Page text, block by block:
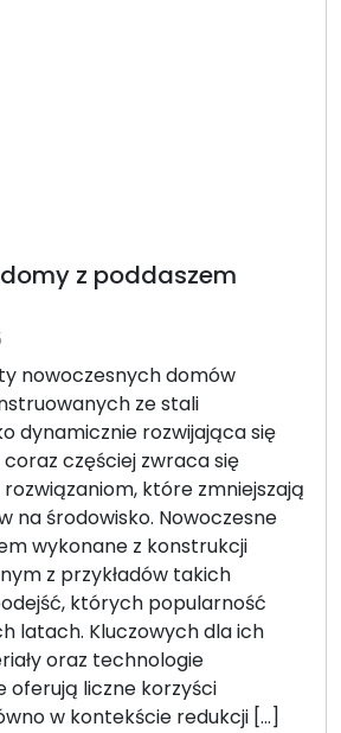
z poddaszem
nowoczesnych domów
ze stali
dynamicznie rozwijająca się
coraz częściej zwraca się
które zmniejszają
na środowisko. Nowoczesne
wykonane z konstrukcji
z przykładów takich
których popularność
latach. Kluczowych dla ich
oraz technologie
oferują liczne korzyści
w kontekście redukcji […]